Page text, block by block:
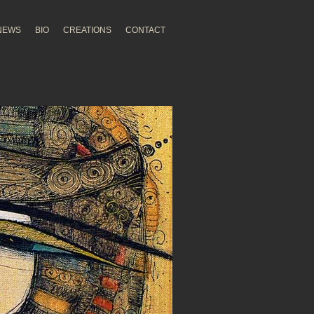
BIO CREATIONS CONTACT